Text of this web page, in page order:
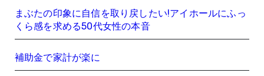
まぶたの印象に自信を取り戻したい!アイホールにふっ
くら感を求める50代女性の本音
補助金で家計が楽に